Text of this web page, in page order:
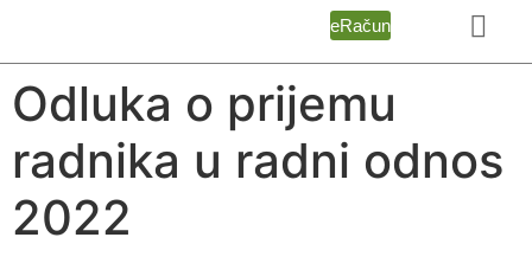
eRačun
Odluka o prijemu
radnika u radni odnos
2022